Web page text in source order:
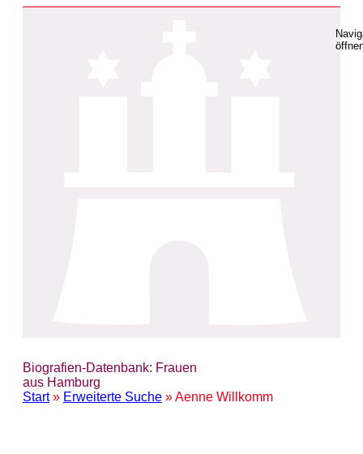
Biografien-Datenbank: Frauen
aus Hamburg
Start» Erweiterte Suche » Aenne Willkomm